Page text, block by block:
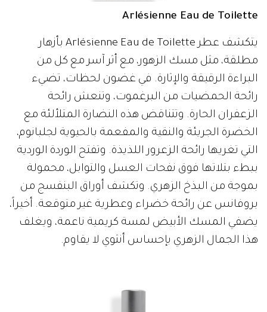
Arlésienne Eau de Toilette
يتكشف عطر Arlésienne Eau de Toilette بأزهار
مطلقة، مثل مسك الزهور، مع أثر آسر مع كل من
البراءة الرقيقة والإثارة. في غضون لحظات، تضيء
رائحة الحمضيات من البرغموت، وتنعش رائحة
الزعفران الحارة. وتتناقض هذه النضارة المتلألئة مع
الخضرة الجريئة والنقية والمفعمة بالحيوية لجلبانوم،
التي تغريها رائحة الزعرور اللذيذة. وتفتح الوردة الوردية
ببطء بتلاتها فوق نفحات العسل والتوابل، محمولة
بموجة من البذخ الزهري. وتكشف أوراق البنفسج من
بروفانس عن رائحة خضراء وعطرية غير متوقعة. أخيراً،
يضفي المسك الأبيض لمسة كريمية ناعمة، ويغلف
هذا الجمال الزهري بإحساس أنثوي لا يقاوم.